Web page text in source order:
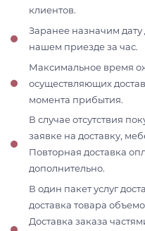
клиентов.
Заранее назначим
нашем приезде за час.
Максимальное время
осуществляющих
момента прибытия.
В случае отсутствия
заявке на доставку,
Повторная доставка
дополнительно.
В один пакет услуг
доставка товара
Доставка заказа